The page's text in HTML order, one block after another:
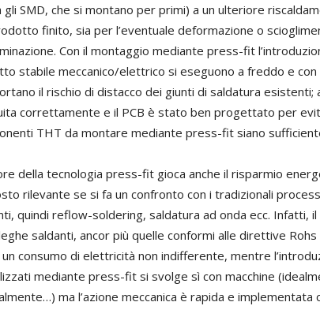
gli SMD, che si montano per primi) a un ulteriore
finito, sia per l’eventuale deformazione o
Con il montaggio mediante press-fit
stabile meccanico/elettrico si eseguono a freddo e con
il rischio di distacco dei giunti di saldatura esistenti;
correttamente e il PCB è stato ben progettato per
THT da montare mediante press-fit siano
della tecnologia press-fit gioca anche il risparmio
rilevante se si fa un confronto con i tradizionali
quindi reflow-soldering, saldatura ad onda ecc. Infatti,
saldanti, ancor più quelle conformi alle direttive Rohs
consumo di elettricità non indifferente, mentre
mediante press-fit si svolge sì con macchine
ma l’azione meccanica è rapida e